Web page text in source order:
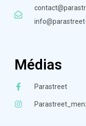
Médias
Parastreet